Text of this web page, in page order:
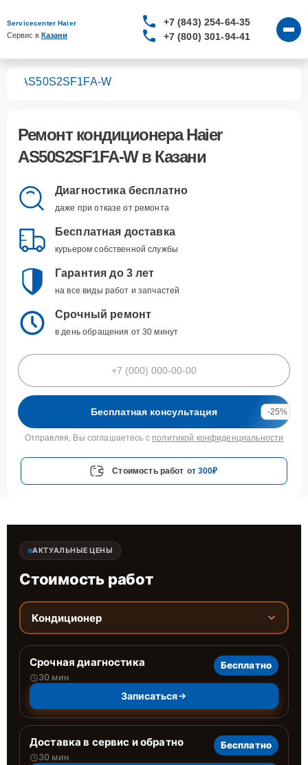
Servicecenter Haier
Сервис в Казани
+7 (843) 254-64-35
+7 (800) 301-94-41
AS50S2SF1FA-W
Ремонт кондиционера Haier
AS50S2SF1FA-Wв Казани
Диагностика бесплатно
даже при отказе от ремонта
Бесплатная доставка
курьером собственной службы
Гарантия до 3 лет
на все виды работ и запчастей
Срочный ремонт
в день обращения от 30 минут
Бесплатная консультация -25%
Отправляя, Вы соглашаетесь с политикой конфиденциальности
Стоимость работ от 300₽
АКТУАЛЬНЫЕ ЦЕНЫ
Стоимость работ
Кондиционер
Срочная диагностика
30 мин
Бесплатно
Записаться
Доставка в сервис и обратно
30 мин
Бесплатно